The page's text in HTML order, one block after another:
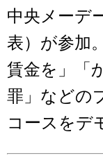
中央メーデ
表）が参加
賃金を」「
罪」などの
コースをデ